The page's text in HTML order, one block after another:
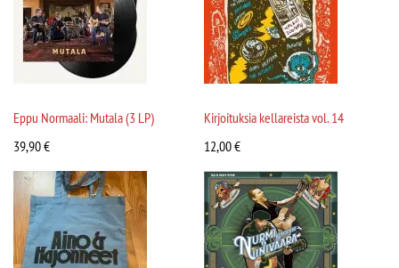
Eppu Normaali: Mutala (3 LP)
39,90€
Kirjoituksia kellareista vol. 14
12,00€